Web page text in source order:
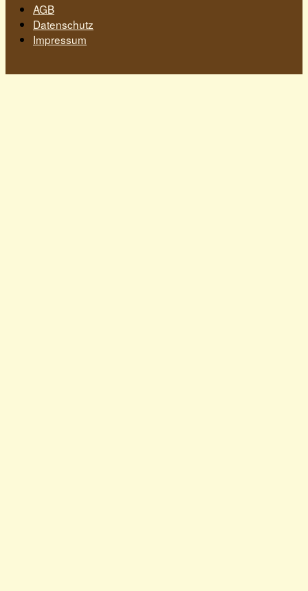
AGB
Datenschutz
Impressum